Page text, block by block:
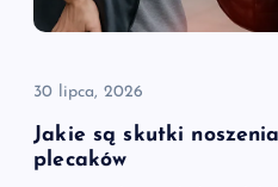
30 lipca, 2026
Jakie są skutki
plecaków